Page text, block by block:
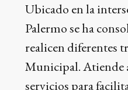
Ubicado en la
Palermo se ha
realicen diferentes
Municipal. Atiende
servicios para